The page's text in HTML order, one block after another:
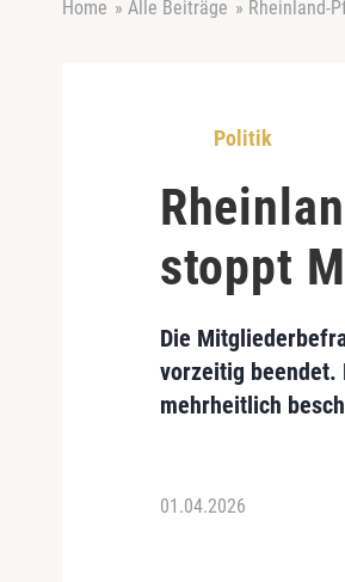
Home » Alle Beiträge » Rheinland-
Politik
stoppt
Die
vorzeitig beendet.
mehrheitlich
01.04.2026